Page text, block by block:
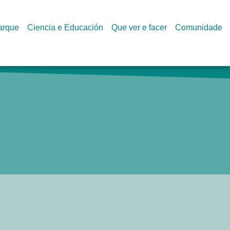
Ciencia e Educación Que ver e facer Comunidade